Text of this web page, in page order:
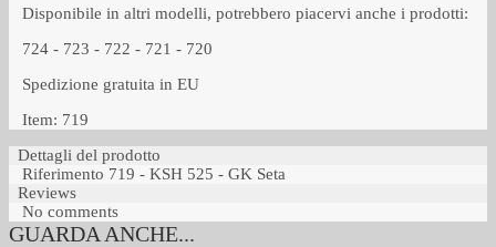
Disponibile in altri modelli, potrebbero piacervi anche i prodotti:
724 - 723 - 722 - 721 - 720
Spedizione gratuita in EU
Item: 719
Dettagli del prodotto
Riferimento 719 - KSH 525 - GK Seta
Reviews
No comments
GUARDA ANCHE...